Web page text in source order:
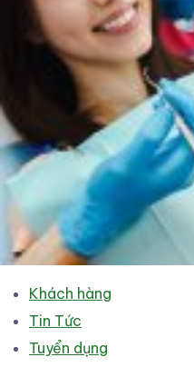
Khách hàng
Tin Tức
Tuyển dụng